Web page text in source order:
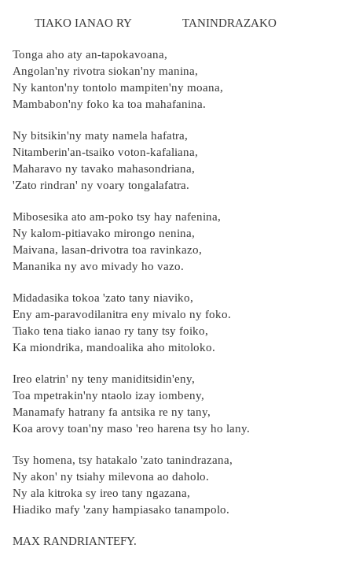
TIAKO IANAO RY TANINDRAZAKO
Tonga aho aty an-tapokavoana,
Angolan'ny rivotra siokan'ny manina,
Ny kanton'ny tontolo mampiten'ny moana,
Mambabon'ny foko ka toa mahafanina.
Ny bitsikin'ny maty namela hafatra,
Nitamberin'an-tsaiko voton-kafaliana,
Maharavo ny tavako mahasondriana,
'Zato rindran' ny voary tongalafatra.
Mibosesika ato am-poko tsy hay nafenina,
Ny kalom-pitiavako mirongo nenina,
Maivana, lasan-drivotra toa ravinkazo,
Mananika ny avo mivady ho vazo.
Midadasika tokoa 'zato tany niaviko,
Eny am-paravodilanitra eny mivalo ny foko.
Tiako tena tiako ianao ry tany tsy foiko,
Ka miondrika, mandoalika aho mitoloko.
Ireo elatrin' ny teny maniditsidin'eny,
Toa mpetrakin'ny ntaolo izay iombeny,
Manamafy hatrany fa antsika re ny tany,
Koa arovy toan'ny maso 'reo harena tsy ho lany.
Tsy homena, tsy hatakalo 'zato tanindrazana,
Ny akon' ny tsiahy milevona ao daholo.
Ny ala kitroka sy ireo tany ngazana,
Hiadiko mafy 'zany hampiasako tanampolo.
MAX RANDRIANTEFY.